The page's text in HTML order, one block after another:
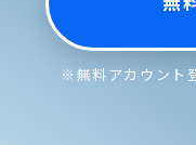
※無料アカウント